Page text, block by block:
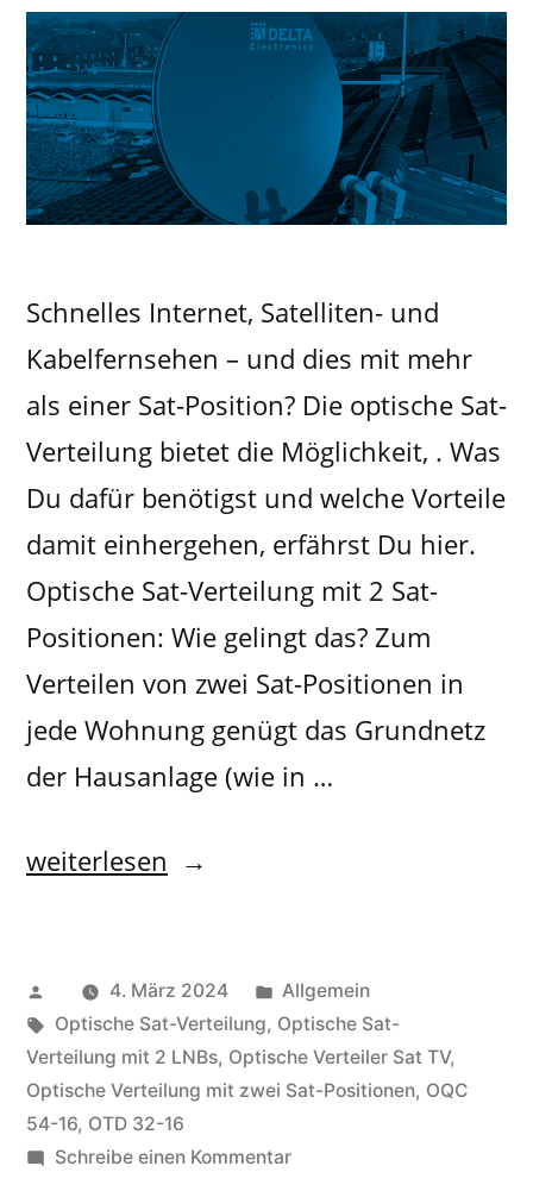
Schnelles Internet, Satelliten- und
Kabelfernsehen – und dies mit mehr
als einer Sat-Position? Die optische Sat-
Verteilung bietet die Möglichkeit, . Was
Du dafür benötigst und welche Vorteile
damit einhergehen, erfährst Du hier.
Optische Sat-Verteilung mit 2 Sat-
Positionen: Wie gelingt das? Zum
Verteilen von zwei Sat-Positionen in
jede Wohnung genügt das Grundnetz
der Hausanlage (wie in …
weiterlesen
4. März 2024
Allgemein
Optische Sat-Verteilung, Optische Sat-
Verteilung mit 2 LNBs, Optische Verteiler Sat TV,
Optische Verteilung mit zwei Sat-Positionen, OQC
54-16, OTD 32-16
Schreibe einen Kommentar